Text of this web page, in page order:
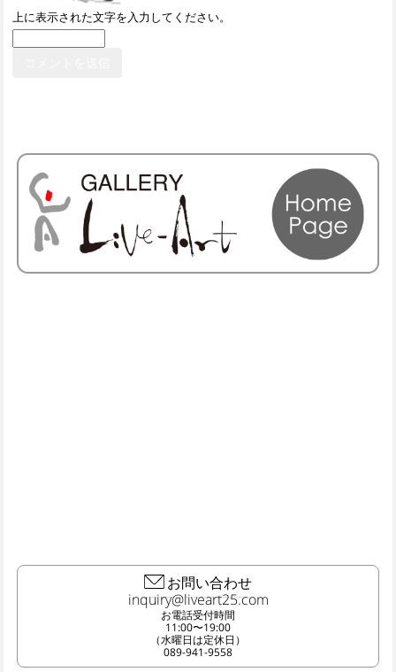
上に表示された文字を入力してください。
お問い合わせ
お電話受付時間
11:00〜19:00
（水曜日は定休日）
089-941-9558